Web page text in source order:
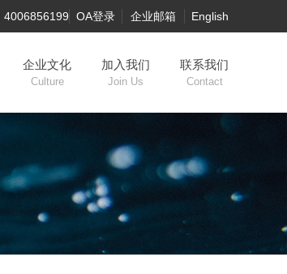
English
企业邮箱
OA登录
4006856199
企业文化
Culture
加入我们
Join Us
联系我们
Contact